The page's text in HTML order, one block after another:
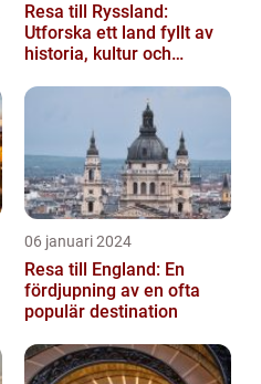
Resa till Ryssland:
Utforska ett land fyllt av
historia, kultur och
06 januari 2024
Resa till England: En
fördjupning av en ofta
populär destination